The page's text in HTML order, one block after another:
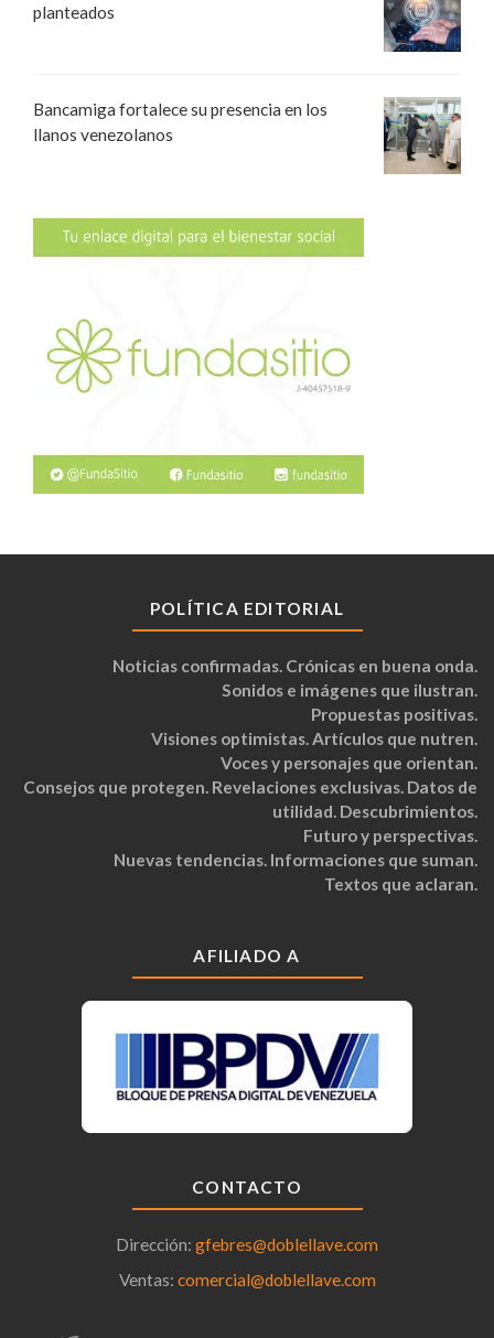
planteados
Bancamiga fortalece su presencia en los
llanos venezolanos
POLÍTICA EDITORIAL
Noticias confirmadas. Crónicas en buena onda.
Sonidos e imágenes que ilustran.
Propuestas positivas.
Visiones optimistas. Artículos que nutren.
Voces y personajes que orientan.
Consejos que protegen. Revelaciones exclusivas. Datos de
utilidad. Descubrimientos.
Futuro y perspectivas.
Nuevas tendencias. Informaciones que suman.
Textos que aclaran.
AFILIADO A
CONTACTO
Dirección: gfebres@doblellave.com
Ventas: comercial@doblellave.com